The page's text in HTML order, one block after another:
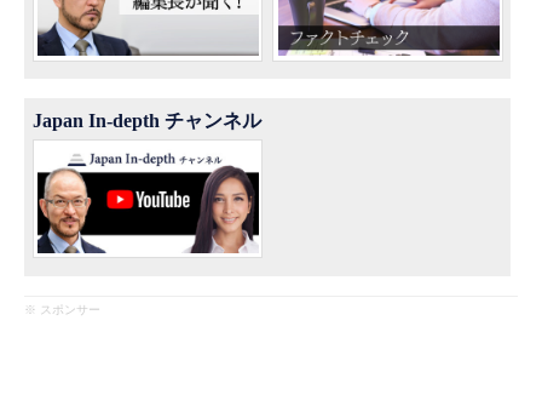
Japan In-depth チャンネル
※ スポンサー